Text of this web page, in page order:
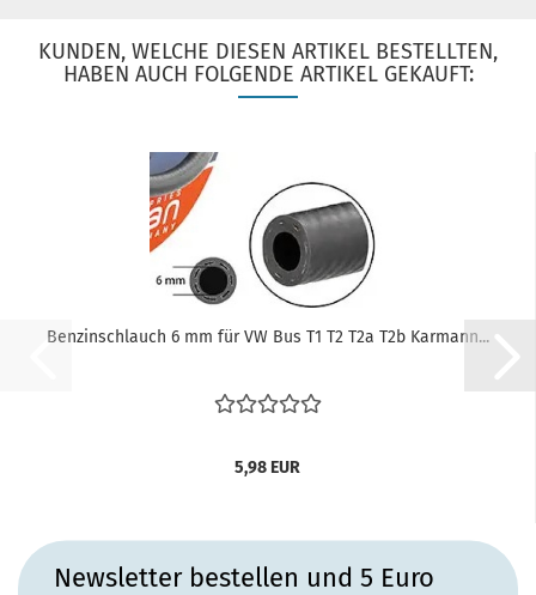
KUNDEN, WELCHE DIESEN ARTIKEL BESTELLTEN,
HABEN AUCH FOLGENDE ARTIKEL GEKAUFT:
Benzinschlauch 6 mm für VW Bus T1 T2 T2a T2b Karmann...
5,98 EUR
Newsletter bestellen und 5 Euro